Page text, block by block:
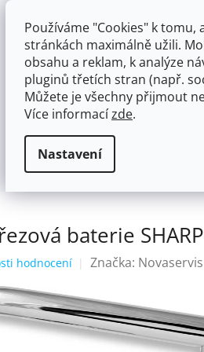
Používáme "Cookies" k tomu,
stránkách maximálně užili.
obsahu a reklam, k analýze
pluginů třetích stran (např.
Můžete je všechny přijmout
Více informacízde.
Nastavení
100MM SE SPRCHOU
Novaservis Dřezová baterie
baterie
hodnocení Značka: Novaservis